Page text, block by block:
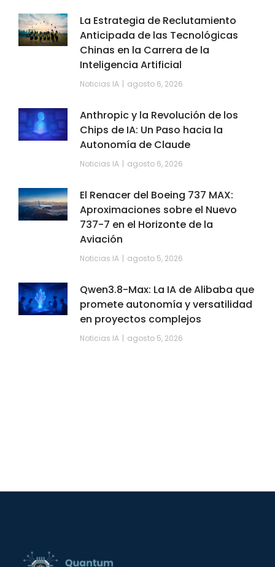
La Estrategia de Reclutamiento
Anticipada de las Tecnológicas
Chinas en la Carrera de la
Inteligencia Artificial
Noticias IA agosto 6, 2026
Anthropic y la Revolución de los
Chips de IA: Un Paso hacia la
Autonomía de Claude
Noticias IA agosto 6, 2026
El Renacer del Boeing 737 MAX:
Aproximaciones sobre el Nuevo
737-7 en el Horizonte de la
Aviación
Noticias IA agosto 5, 2026
Qwen3.8-Max: La IA de Alibaba que
promete autonomía y versatilidad
en proyectos complejos
Noticias IA agosto 5, 2026